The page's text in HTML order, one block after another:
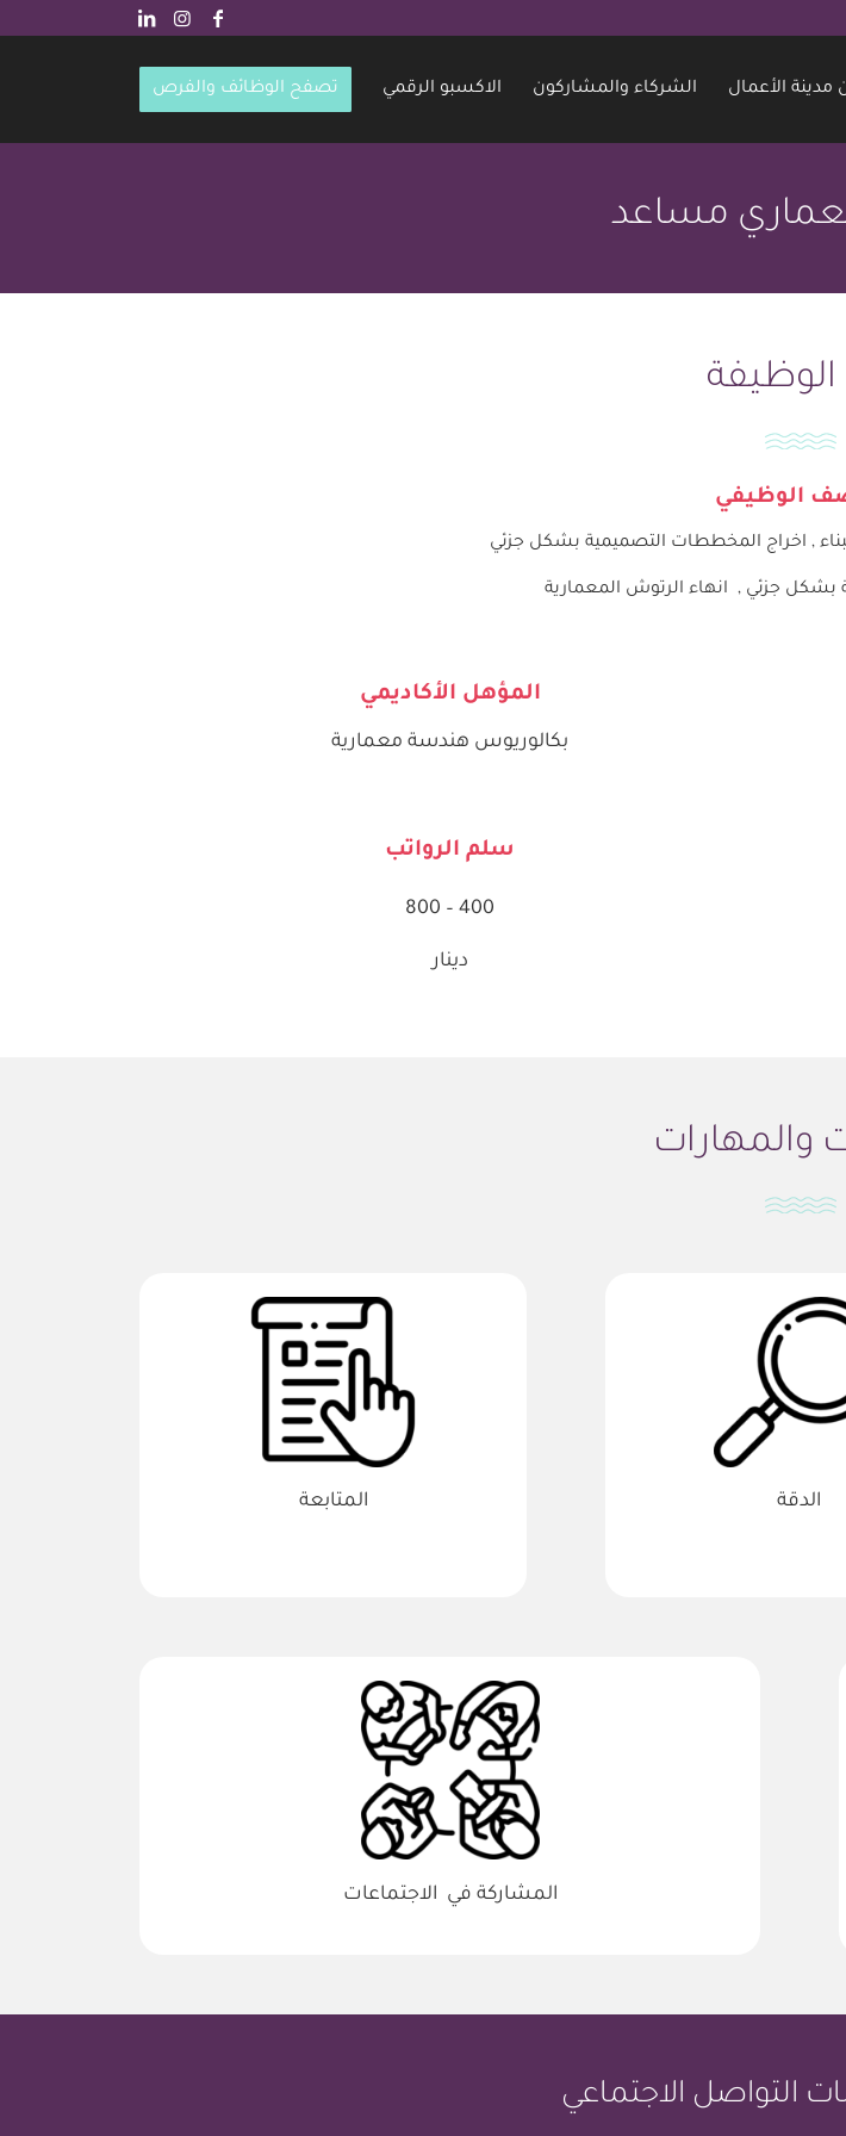
مدينة الأعمال الشركاء والمشاركون الاكسبو الرقمي تصفح الوظائف والفرص
مساعد
الوظيفي
, اخراج المخططات التصميمية بشكل جزئي
بشكل جزئي , انهاء الرتوش المعمارية
المؤهل الأكاديمي
بكالوريوس هندسة معمارية
سلم الرواتب
400 – 800
دينار
والمهارات
الدقة المتابعة
المشاركة في الاجتماعات
التواصل الاجتماعي